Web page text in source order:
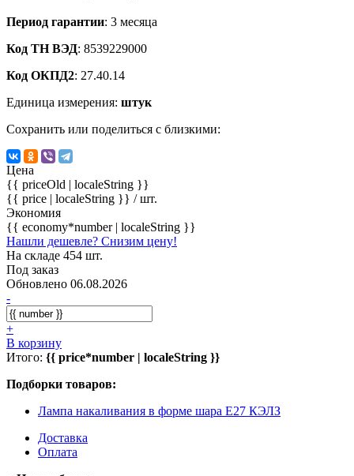
Период гарантии: 3 месяца
Код ТН ВЭД: 8539229000
Код ОКПД2: 27.40.14
Единица измерения: штук
Сохранить или поделиться с близкими:
Цена
{{ priceOld | localeString }}
{{ price | localeString }} / шт.
Экономия
{{ economy*number | localeString }}
Нашли дешевле? Снизим цену!
На складе 454 шт.
Под заказ
Обновлено 06.08.2026
-
+
В корзину
Итого: {{ price*number | localeString }}
Подборки товаров:
Лампа накаливания в форме шара E27 КЭЛЗ
Доставка
Оплата